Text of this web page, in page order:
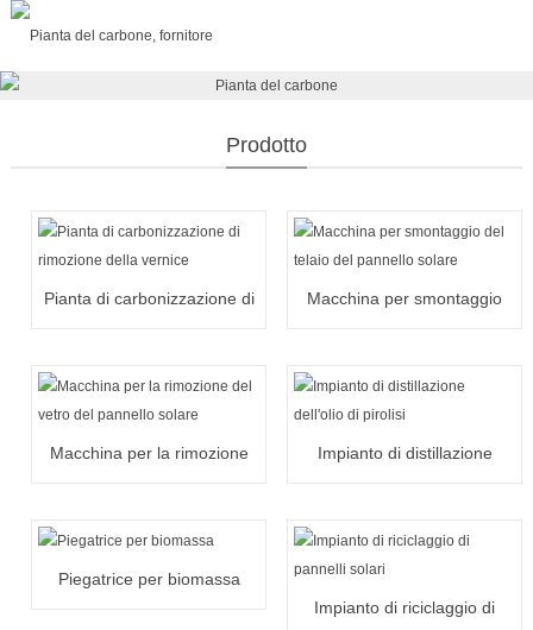
Prodotto
Pianta di carbonizzazione di
Macchina per smontaggio
Macchina per la rimozione
Impianto di distillazione
Piegatrice per biomassa
Impianto di riciclaggio di